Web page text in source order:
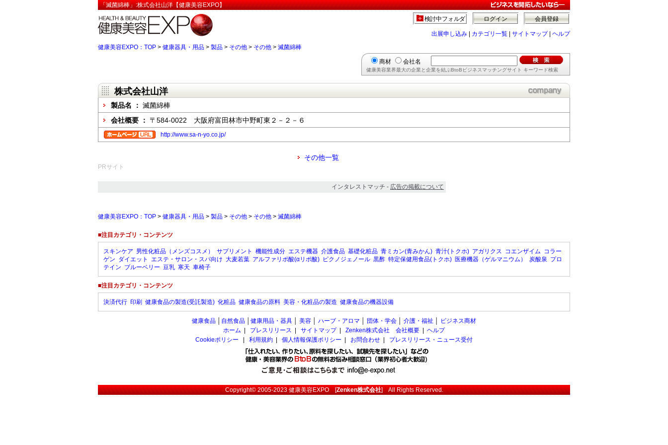
「滅菌綿棒」:株式会社山洋【健康美容EXPO】
会員登録
ログイン
検討中フォルダ
出展申し込み カテゴリ一覧 サイトマップ| ヘルプ
健康美容EXPO：TOP > 健康器具・用品 > 製品 > その他 > その他 > 滅菌綿棒
商材 会社名
健康美容業界最大の企業と企業を結ぶBtoBビジネスマッチングサイト キーワード検索
株式会社山洋
製品名 ： 滅菌綿棒
会社概要 ： 〒584-0022 大阪府富田林市中野町東２－２－６
http://www.sa-n-yo.co.jp/
その他一覧
PRサイト
インタレストマッチ - 広告の掲載について
健康美容EXPO：TOP > 健康器具・用品 > 製品 > その他 > その他 > 滅菌綿棒
■注目カテゴリ・コンテンツ
スキンケア 男性化粧品（メンズコスメ） サプリメント 機能性成分 エステ機器 介護食品 基礎化粧品 青ミカン(青みかん) 青汁(トクホ) アガリクス コエンザイム コラー
ゲン ダイエット エステ・サロン・スパ向け 大麦若葉 アルファリポ酸(αリポ酸) ピクノジェノール 黒酢 特定保健用食品(トクホ) 医療機器（ゲルマニウム） 炭酸泉 プロ
テイン ブルーベリー 豆乳 寒天 車椅子
■注目カテゴリ・コンテンツ
決済代行 印刷 健康食品の製造(受託製造) 化粧品 健康食品の原料 美容・化粧品の製造 健康食品の機器設備
健康食品 自然食品 健康用品・器具 美容 ハーブ・アロマ 団体・学会 介護・福祉
ビジネス商材
ホーム
プレスリリース サイトマップ| Zenken株式会社 会社概要
ヘルプ
Cookieポリシー
利用規約 個人情報保護ポリシー お問合わせ プレスリリース・ニュース受付
Copyright© 2005-2023健康美容EXPO[Zenken株式会社] All Rights Reserved.